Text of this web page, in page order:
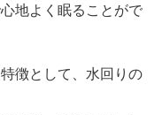
地よく眠ることがで
徴として、水回りの